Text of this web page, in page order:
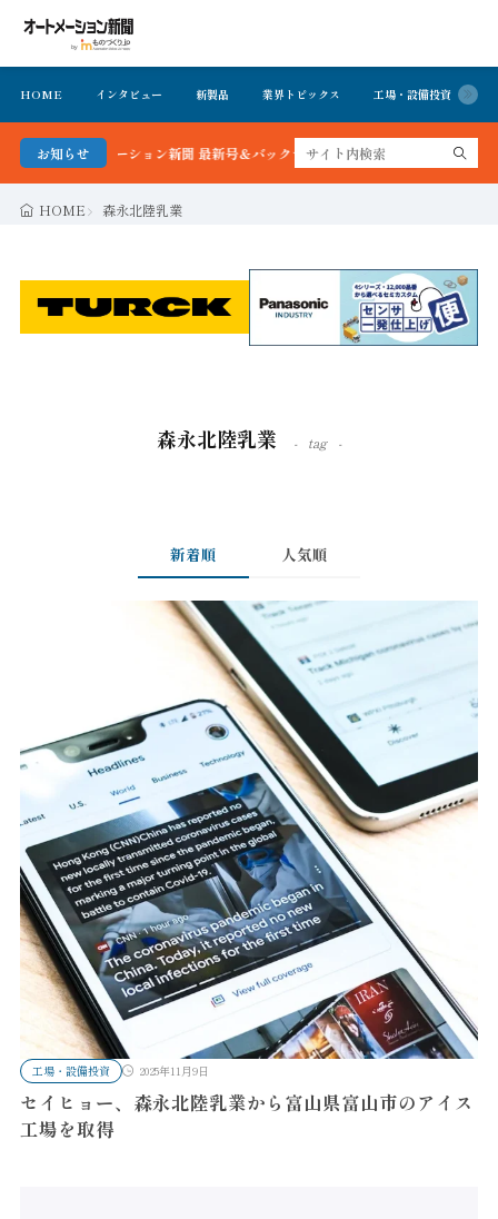
HOME インタビュー 新製品 業界トピックス 工場・設備投資
お知らせ
オートメーション新聞 最新号＆バックナンバーを無料で公開中 詳細はこちら
HOME 森永北陸乳業
森永北陸乳業 tag
新着順 人気順
工場・設備投資 2025年11月9日
セイヒョー、森永北陸乳業から富山県富山市のアイス
工場を取得